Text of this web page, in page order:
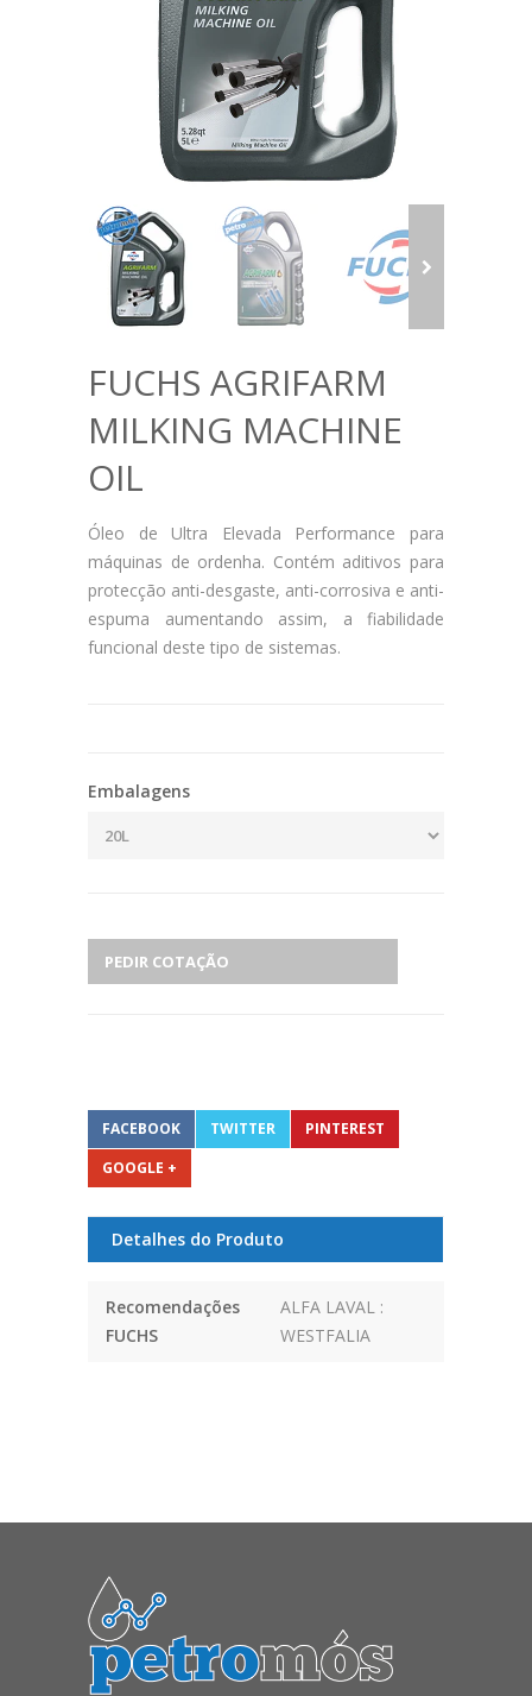
FUCHS AGRIFARM
MILKING MACHINE
OIL
Óleo de Ultra Elevada Performance para
máquinas de ordenha. Contém aditivos para
protecção anti-desgaste, anti-corrosiva e anti-
espuma aumentando assim, a fiabilidade
funcional deste tipo de sistemas.
Embalagens
PEDIR COTAÇÃO
FACEBOOK TWITTER
PINTEREST
GOOGLE +
Detalhes do Produto
Recomendações
FUCHS
ALFA LAVAL :
WESTFALIA